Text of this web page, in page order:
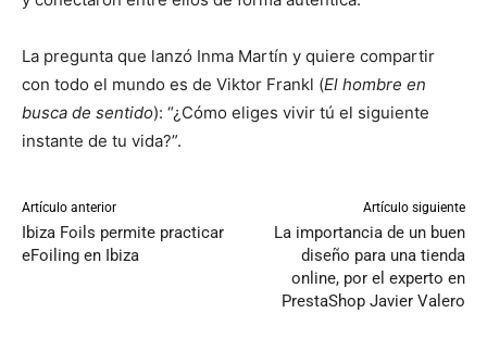
La pregunta que lanzó Inma Martín y quiere compartir
con todo el mundo es de Viktor Frankl (El hombre en
busca de sentido): “¿Cómo eliges vivir tú el siguiente
instante de tu vida?”.
Artículo anterior
Ibiza Foils permite practicar
eFoiling en Ibiza
Artículo siguiente
La importancia de un buen
diseño para una tienda
online, por el experto en
PrestaShop Javier Valero